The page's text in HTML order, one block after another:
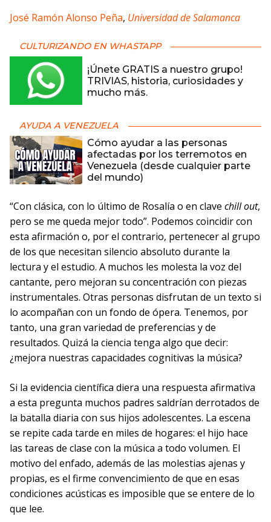
José Ramón Alonso Peña, Universidad de Salamanca
CULTURIZANDO EN WHASTAPP
¡Únete GRATIS a nuestro grupo!
TRIVIAS, historia, curiosidades y
mucho más.
AYUDA A VENEZUELA
Cómo ayudar a las personas
afectadas por los terremotos en
Venezuela (desde cualquier parte
del mundo)
“Con clásica, con lo último de Rosalía o en clave chill out,
pero se me queda mejor todo”. Podemos coincidir con
esta afirmación o, por el contrario, pertenecer al grupo
de los que necesitan silencio absoluto durante la
lectura y el estudio. A muchos les molesta la voz del
cantante, pero mejoran su concentración con piezas
instrumentales. Otras personas disfrutan de un texto si
lo acompañan con un fondo de ópera. Tenemos, por
tanto, una gran variedad de preferencias y de
resultados. Quizá la ciencia tenga algo que decir:
¿mejora nuestras capacidades cognitivas la música?
Si la evidencia científica diera una respuesta afirmativa
a esta pregunta muchos padres saldrían derrotados de
la batalla diaria con sus hijos adolescentes. La escena
se repite cada tarde en miles de hogares: el hijo hace
las tareas de clase con la música a todo volumen. El
motivo del enfado, además de las molestias ajenas y
propias, es el firme convencimiento de que en esas
condiciones acústicas es imposible que se entere de lo
que lee.